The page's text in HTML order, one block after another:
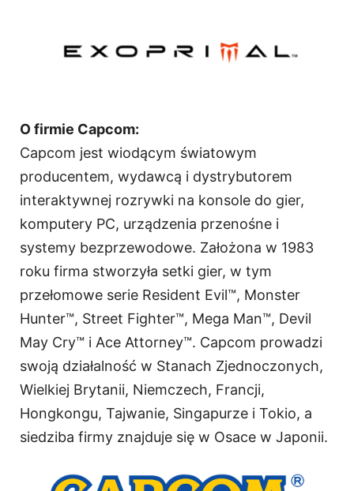
O firmie Capcom:
Capcom jest wiodącym światowym
producentem, wydawcą i dystrybutorem
interaktywnej rozrywki na konsole do gier,
komputery PC, urządzenia przenośne i
systemy bezprzewodowe. Założona w 1983
roku firma stworzyła setki gier, w tym
przełomowe serie Resident Evil™, Monster
Hunter™, Street Fighter™, Mega Man™, Devil
May Cry™ i Ace Attorney™. Capcom prowadzi
swoją działalność w Stanach Zjednoczonych,
Wielkiej Brytanii, Niemczech, Francji,
Hongkongu, Tajwanie, Singapurze i Tokio, a
siedziba firmy znajduje się w Osace w Japonii.